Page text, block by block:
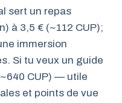
sert un repas
à 3,5 € (~112 CUP);
immersion
Si tu veux un guide
CUP) — utile
et points de vue